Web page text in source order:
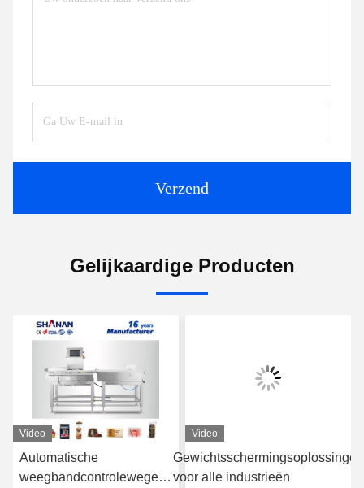
Verzend
Gelijkaardige Producten
Video
Automatische
weegbandcontroleweger
Video
Gewichtsschermingsoplossingen
voor alle industrieën